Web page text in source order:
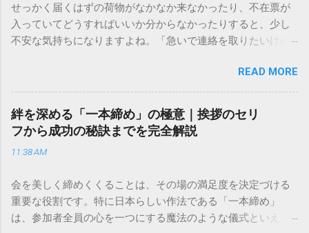
せっかく届くはずの荷物がなかなか来なかったり、不在票が
入っていてどうすればいいか分からなかったりすると、少し
不安な気持ちになりますよね。「急いで連絡を取りたいけれ
きできる？」といった疑問を抱える方も多いはずです。 福山
通運は企業間物流のイメージが強いかもしれませんが、個人
向けの宅配サービスも非常に充実しています。大切なのは、
目的に合わせた適切な連絡先を選ぶことです。この記事で
は、荷物の追跡確認から営業所への電話連絡、再配達の依頼
手順まで、初めての方でも迷わずに解決できる方法を詳しく
本全国に広範なネットワークを持つ大手運送会社です。特に
重量物や大型の荷物、そして企業間の輸送において圧倒的な
実績を誇ります。 個人で利用する場合、他の宅配業者と少し
READ MORE
絆を深める「一本締め」の極意｜挨拶のセリ
フから成功の秘訣までを完全解説
11:38 AM
会を美しく締めくくることは、その場の満足度を決定づける
重要な役割です。特に日本らしい作法である「一本締め」
は、参加者全員の心を一つにする魔法のような儀式といえる